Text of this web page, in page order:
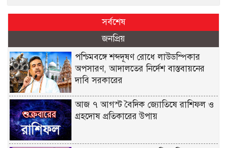
সর্বশেষ
জনপ্রিয়
পশ্চিমবঙ্গে শব্দদূষণ রোধে লাউডস্পিকার
অপসারণ, আদালতের নির্দেশ বাস্তবায়নের
দাবি সরকারের
আজ ৭ আগস্ট বৈদিক জ্যোতিষে রাশিফল ও
গ্রহদোষ প্রতিকারের উপায়